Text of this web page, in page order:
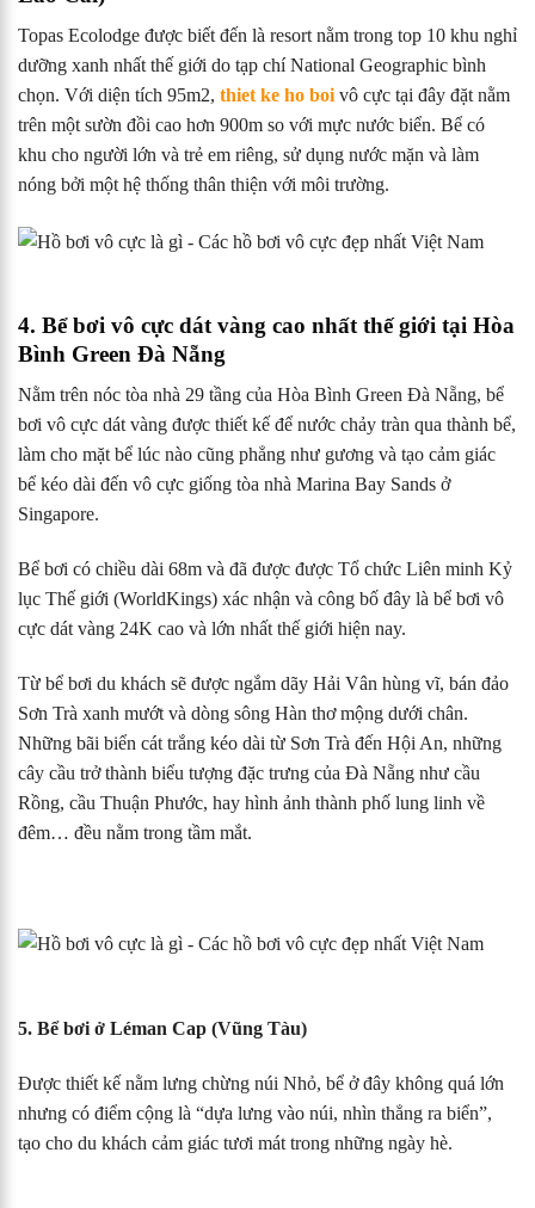
Topas Ecolodge được biết đến là resort nằm trong top 10 khu nghỉ
dưỡng xanh nhất thế giới do tạp chí National Geographic bình
chọn. Với diện tích 95m2, thiet ke ho boi vô cực tại đây đặt nằm
trên một sườn đồi cao hơn 900m so với mực nước biển. Bể có
khu cho người lớn và trẻ em riêng, sử dụng nước mặn và làm
nóng bởi một hệ thống thân thiện với môi trường.
4. Bể bơi vô cực dát vàng cao nhất thế giới tại Hòa
Bình Green Đà Nẵng
Nằm trên nóc tòa nhà 29 tầng của Hòa Bình Green Đà Nẵng, bể
bơi vô cực dát vàng được thiết kế để nước chảy tràn qua thành bể,
làm cho mặt bể lúc nào cũng phẳng như gương và tạo cảm giác
bể kéo dài đến vô cực giống tòa nhà Marina Bay Sands ở
Singapore.
Bể bơi có chiều dài 68m và đã được được Tổ chức Liên minh Kỷ
lục Thế giới (WorldKings) xác nhận và công bố đây là bể bơi vô
cực dát vàng 24K cao và lớn nhất thế giới hiện nay.
Từ bể bơi du khách sẽ được ngắm dãy Hải Vân hùng vĩ, bán đảo
Sơn Trà xanh mướt và dòng sông Hàn thơ mộng dưới chân.
Những bãi biển cát trắng kéo dài từ Sơn Trà đến Hội An, những
cây cầu trở thành biểu tượng đặc trưng của Đà Nẵng như cầu
Rồng, cầu Thuận Phước, hay hình ảnh thành phố lung linh về
đêm… đều nằm trong tầm mắt.
5. Bể bơi ở Léman Cap (Vũng Tàu)
Được thiết kế nằm lưng chừng núi Nhỏ, bể ở đây không quá lớn
nhưng có điểm cộng là “dựa lưng vào núi, nhìn thẳng ra biển”,
tạo cho du khách cảm giác tươi mát trong những ngày hè.